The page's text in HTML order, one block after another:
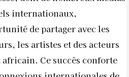
internationaux,
de partager avec les
les artistes et des acteurs
Ce succès conforte